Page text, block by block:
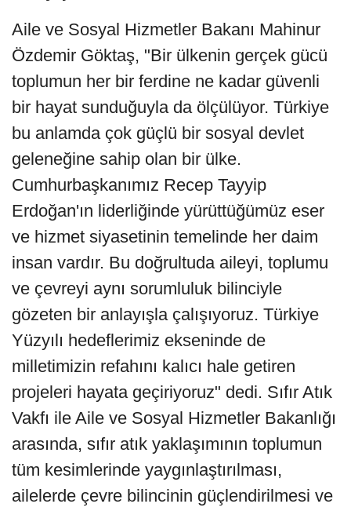
Aile ve Sosyal Hizmetler Bakanı Mahinur
Özdemir Göktaş, "Bir ülkenin gerçek gücü
toplumun her bir ferdine ne kadar güvenli
bir hayat sunduğuyla da ölçülüyor. Türkiye
bu anlamda çok güçlü bir sosyal devlet
geleneğine sahip olan bir ülke.
Cumhurbaşkanımız Recep Tayyip
Erdoğan'ın liderliğinde yürüttüğümüz eser
ve hizmet siyasetinin temelinde her daim
insan vardır. Bu doğrultuda aileyi, toplumu
ve çevreyi aynı sorumluluk bilinciyle
gözeten bir anlayışla çalışıyoruz. Türkiye
Yüzyılı hedeflerimiz ekseninde de
milletimizin refahını kalıcı hale getiren
projeleri hayata geçiriyoruz" dedi. Sıfır Atık
Vakfı ile Aile ve Sosyal Hizmetler Bakanlığı
arasında, sıfır atık yaklaşımının toplumun
tüm kesimlerinde yaygınlaştırılması,
ailelerde çevre bilincinin güçlendirilmesi ve